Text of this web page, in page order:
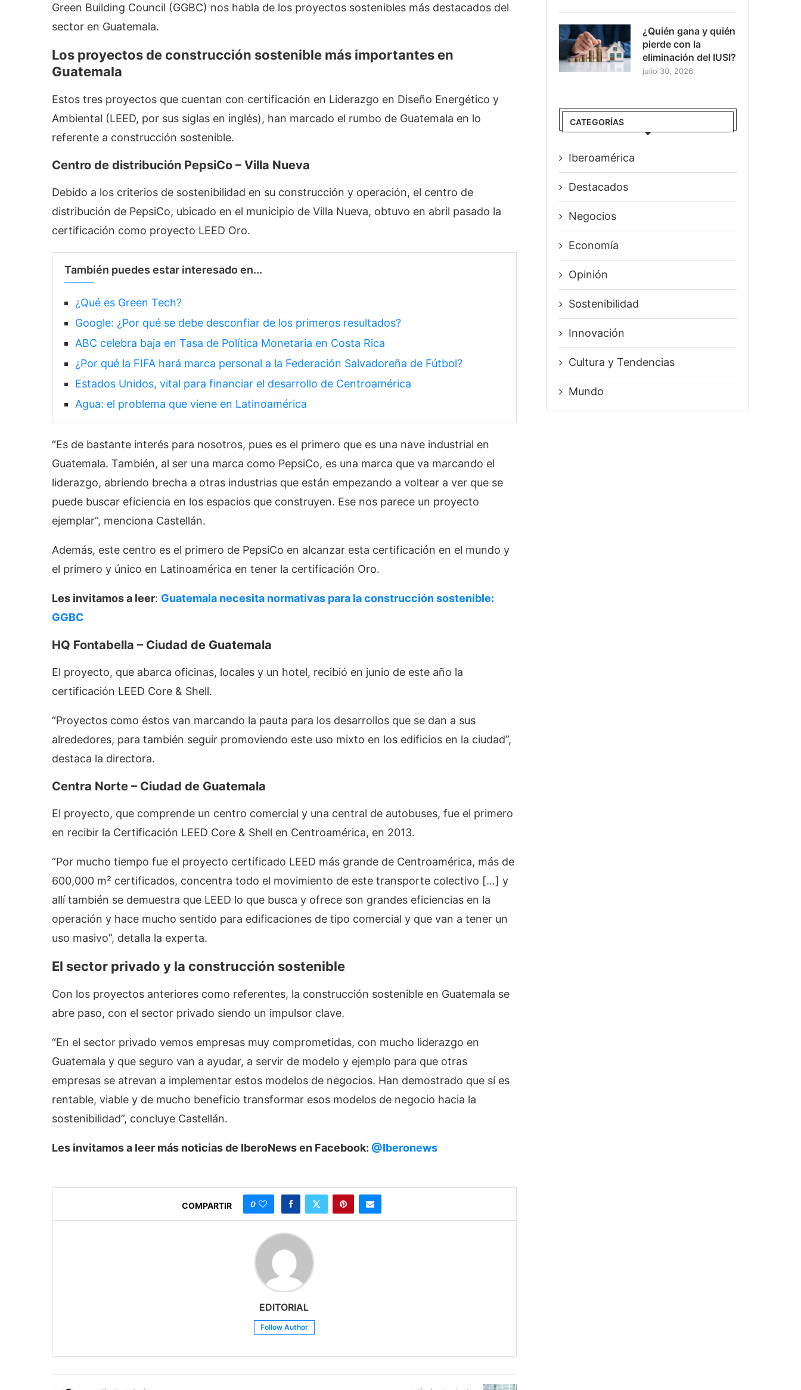
Green Building Council (GGBC) nos habla de los proyectos sostenibles más destacados del
sector en Guatemala.
Los proyectos de construcción sostenible más importantes en
Guatemala
Estos tres proyectos que cuentan con certificación en Liderazgo en Diseño Energético y
Ambiental (LEED, por sus siglas en inglés), han marcado el rumbo de Guatemala en lo
referente a construcción sostenible.
Centro de distribución PepsiCo – Villa Nueva
Debido a los criterios de sostenibilidad en su construcción y operación, el centro de
distribución de PepsiCo, ubicado en el municipio de Villa Nueva, obtuvo en abril pasado la
certificación como proyecto LEED Oro.
También puedes estar interesado en...
¿Qué es Green Tech?
Google: ¿Por qué se debe desconfiar de los primeros resultados?
ABC celebra baja en Tasa de Política Monetaria en Costa Rica
¿Por qué la FIFA hará marca personal a la Federación Salvadoreña de Fútbol?
Estados Unidos, vital para financiar el desarrollo de Centroamérica
Agua: el problema que viene en Latinoamérica
“Es de bastante interés para nosotros, pues es el primero que es una nave industrial en
Guatemala. También, al ser una marca como PepsiCo, es una marca que va marcando el
liderazgo, abriendo brecha a otras industrias que están empezando a voltear a ver que se
puede buscar eficiencia en los espacios que construyen. Ese nos parece un proyecto
ejemplar”, menciona Castellán.
Además, este centro es el primero de PepsiCo en alcanzar esta certificación en el mundo y
el primero y único en Latinoamérica en tener la certificación Oro.
Les invitamos a leer: Guatemala necesita normativas para la construcción sostenible:
GGBC
HQ Fontabella – Ciudad de Guatemala
El proyecto, que abarca oficinas, locales y un hotel, recibió en junio de este año la
certificación LEED Core & Shell.
“Proyectos como éstos van marcando la pauta para los desarrollos que se dan a sus
alrededores, para también seguir promoviendo este uso mixto en los edificios en la ciudad”,
destaca la directora.
Centra Norte – Ciudad de Guatemala
El proyecto, que comprende un centro comercial y una central de autobuses, fue el primero
en recibir la Certificación LEED Core & Shell en Centroamérica, en 2013.
“Por mucho tiempo fue el proyecto certificado LEED más grande de Centroamérica, más de
600,000 m² certificados, concentra todo el movimiento de este transporte colectivo […] y
allí también se demuestra que LEED lo que busca y ofrece son grandes eficiencias en la
operación y hace mucho sentido para edificaciones de tipo comercial y que van a tener un
uso masivo”, detalla la experta.
El sector privado y la construcción sostenible
Con los proyectos anteriores como referentes, la construcción sostenible en Guatemala se
abre paso, con el sector privado siendo un impulsor clave.
“En el sector privado vemos empresas muy comprometidas, con mucho liderazgo en
Guatemala y que seguro van a ayudar, a servir de modelo y ejemplo para que otras
empresas se atrevan a implementar estos modelos de negocios. Han demostrado que sí es
rentable, viable y de mucho beneficio transformar esos modelos de negocio hacia la
sostenibilidad”, concluye Castellán.
Les invitamos a leer más noticias de IberoNews en Facebook: @Iberonews
COMPARTIR 0
EDITORIAL
Follow Author
¿Quién gana y quién
pierde con la
eliminación del IUSI?
julio 30, 2026
CATEGORÍAS
Iberoamérica
Destacados
Negocios
Economía
Opinión
Sostenibilidad
Innovación
⁠Cultura y Tendencias
Mundo